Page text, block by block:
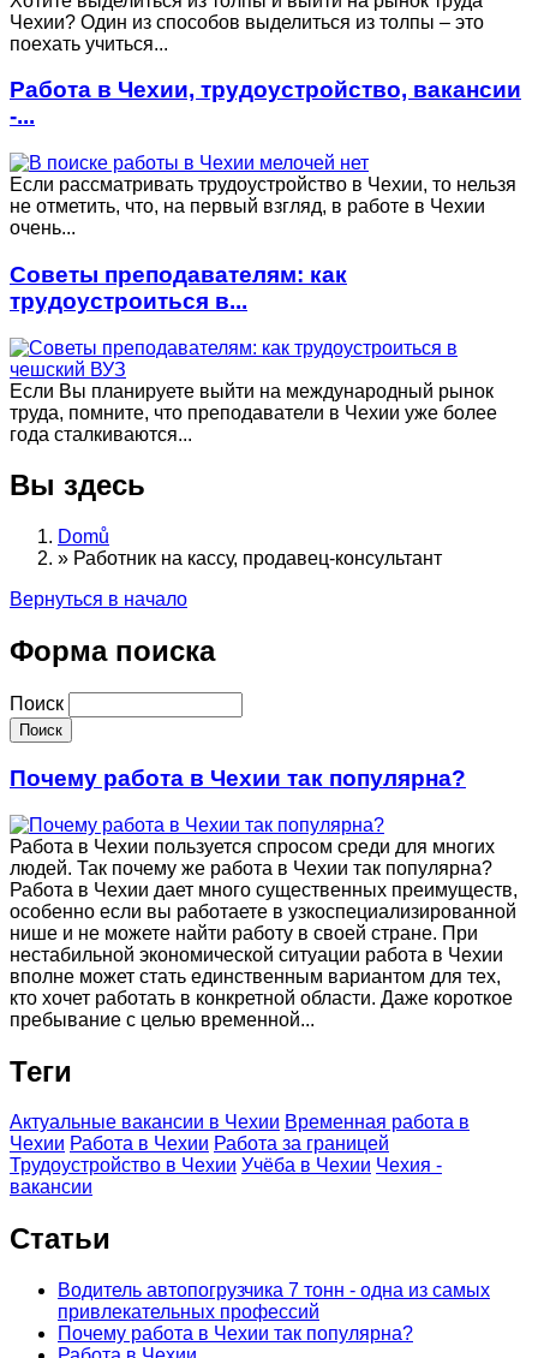
Чехии? Один из способов выделиться из толпы – это
поехать учиться...
Работа в Чехии, трудоустройство, вакансии
-...
Если рассматривать трудоустройство в Чехии, то нельзя
не отметить, что, на первый взгляд, в работе в Чехии
очень...
Советы преподавателям: как
трудоустроиться в...
Если Вы планируете выйти на международный рынок
труда, помните, что преподаватели в Чехии уже более
года сталкиваются...
Вы здесь
Domů
» Работник на кассу, продавец-консультант
Вернуться в начало
Форма поиска
Поиск
Почему работа в Чехии так популярна?
Работа в Чехии пользуется спросом среди для многих
людей. Так почему же работа в Чехии так популярна?
Работа в Чехии дает много существенных преимуществ,
особенно если вы работаете в узкоспециализированной
нише и не можете найти работу в своей стране. При
нестабильной экономической ситуации работа в Чехии
вполне может стать единственным вариантом для тех,
кто хочет работать в конкретной области. Даже короткое
пребывание с целью временной...
Теги
Актуальные вакансии в Чехии Временная работа в
Чехии Работа в Чехии Работа за границей
Трудоустройство в Чехии Учёба в Чехии Чехия -
вакансии
Статьи
Водитель автопогрузчика 7 тонн - одна из самых
привлекательных профессий
Почему работа в Чехии так популярна?